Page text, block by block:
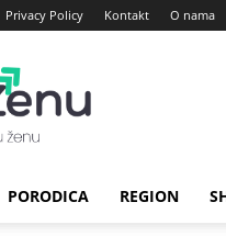
Privacy Policy Kontakt O nama
PORODICA REGION